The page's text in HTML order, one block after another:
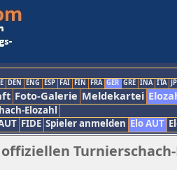
DEN ENG ESP FAI FIN FRA GER GRE INA ITA
Foto-Galerie Meldekartei
Elozahl
FIDE Spieler anmelden Elo AUT
Turnierschach-